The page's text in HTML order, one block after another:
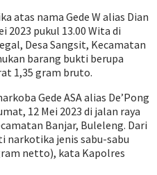
atas nama Gede W alias Dian
2023 pukul 13.00 Wita di
Desa Sangsit, Kecamatan
barang bukti berupa
1,35 gram bruto.
Gede ASA alias De’Pong
12 Mei 2023 di jalan raya
Banjar, Buleleng. Dari
narkotika jenis sabu-sabu
netto), kata Kapolres